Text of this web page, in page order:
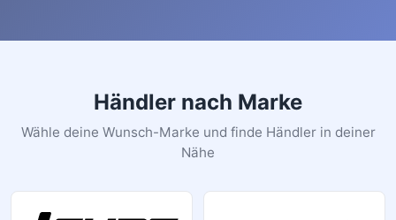
Händler nach Marke
Wähle deine Wunsch-Marke und finde Händler in deiner
Nähe